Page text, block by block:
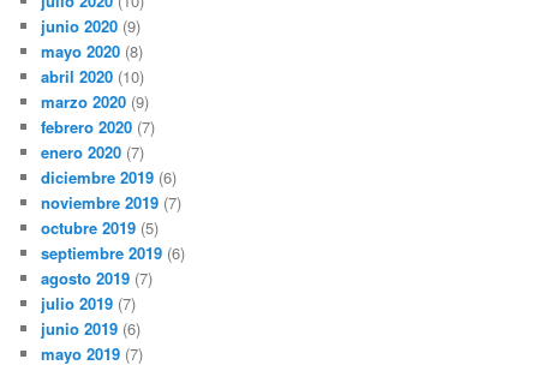
junio 2020 (9)
mayo 2020 (8)
abril 2020 (10)
marzo 2020 (9)
febrero 2020 (7)
enero 2020 (7)
diciembre 2019 (6)
noviembre 2019 (7)
octubre 2019 (5)
septiembre 2019 (6)
agosto 2019 (7)
julio 2019 (7)
junio 2019 (6)
mayo 2019 (7)